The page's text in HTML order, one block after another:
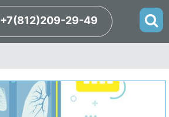
+7(812)209-29-49